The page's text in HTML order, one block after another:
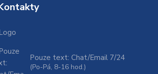
Pouze text: Chat/Email 7/24
(Po-Pá, 8-16 hod.)